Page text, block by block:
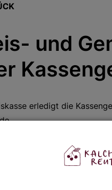
und
erledigt die
gehören
der Kassenmittel, die